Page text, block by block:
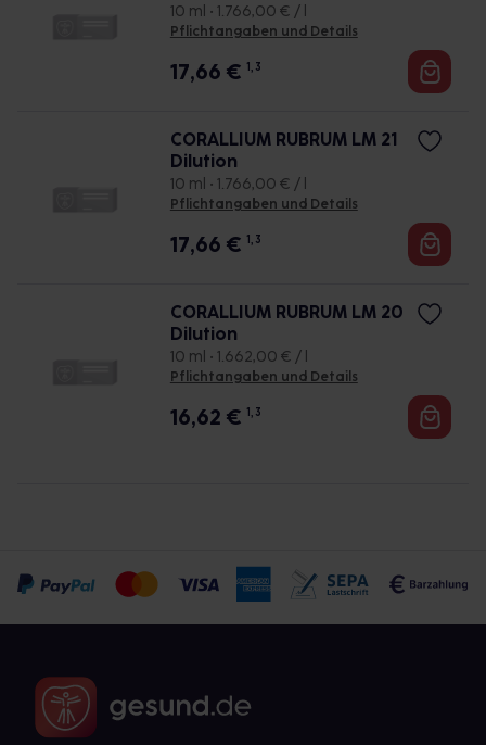
10 ml • 1.766,00 € / l
Pflichtangaben und Details
17,66 € 1, 3
CORALLIUM RUBRUM LM 21
Dilution
10 ml • 1.766,00 € / l
Pflichtangaben und Details
17,66 € 1, 3
CORALLIUM RUBRUM LM 20
Dilution
10 ml • 1.662,00 € / l
Pflichtangaben und Details
16,62 € 1, 3